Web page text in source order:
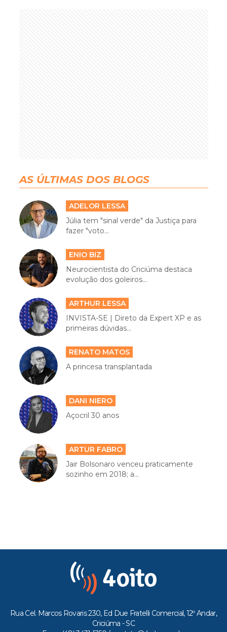
AS ÚLTIMAS DOS BLOGS
ADELOR LESSA
Júlia tem "sinal verde" da Justiça para
fazer "voto...
ENIO BIZ
Neurocientista do Criciúma destaca
evolução dos goleiros...
ARTHUR LESSA
INVISTA-SE | Direto da Expert XP e as
primeiras dúvidas...
RENATO MATOS
A princesa transplantada
DANI NIERO
Açocril 30 anos
ARTUR FABRO
Jair Bolsonaro venceu praticamente
sozinho em 2018; a...
Rua Cel. Marcos Rovaris 230, Ed Due Fratelli Comercial, 12º Andar,
Criciúma - SC